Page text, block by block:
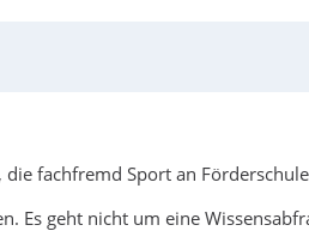
fachfremd Sport an
geht nicht um eine